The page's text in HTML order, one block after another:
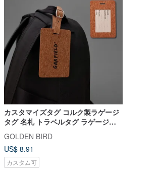
カスタマイズタグ コルク製ラゲージ
タグ 名札 トラベルタグ ラゲージタ
グ（名入れ可） カード
GOLDEN BIRD
US$ 8.91
カスタム可